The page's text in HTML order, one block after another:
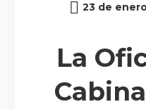
23 de
La